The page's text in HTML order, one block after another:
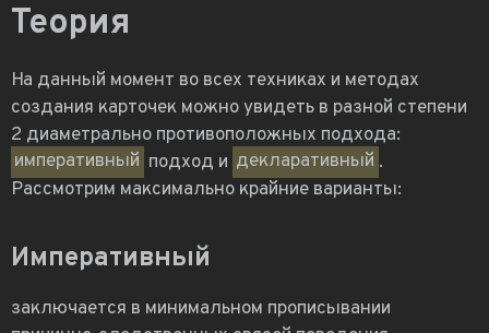
Теория
На данный момент во всех техниках и методах
создания карточек можно увидеть в разной степени
2 диаметрально противоположных подхода:
императивный подход и декларативный .
Рассмотрим максимально крайние варианты:
Императивный
заключается в минимальном прописывании